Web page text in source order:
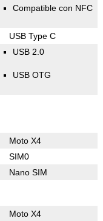
Compatible con NFC
USB Type C
USB 2.0
USB OTG
Moto X4
SIM0
Nano SIM
Moto X4